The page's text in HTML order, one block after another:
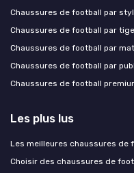
Chaussures de football par
Chaussures de football par tige
Chaussures de football par
Chaussures de football par
Chaussures de football
Les plus lus
Les meilleures chaussures
Choisir des chaussures de